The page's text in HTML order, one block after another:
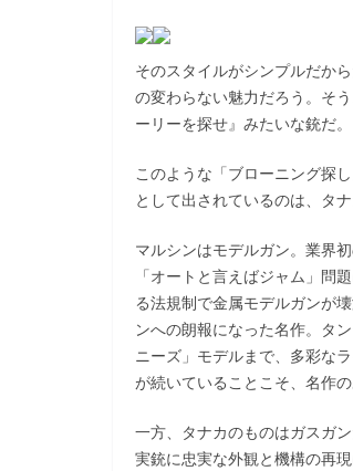
そのスタイルがシンプルだか
の変わらない魅力だろう。そ
ーリーを探せ』みたいな銃だ。
このような「ブローニング探
として出されているのは、タ
マルシンはモデルガン。業界
「オートと言えばジャム」問
る法規制で金属モデルガンが
ンへの朗報になった名作。タ
ニーズ」モデルまで、多彩な
が続いていることこそ、名作の
一方、タナカのものはガスガ
実銃に忠実な外観と機構の再